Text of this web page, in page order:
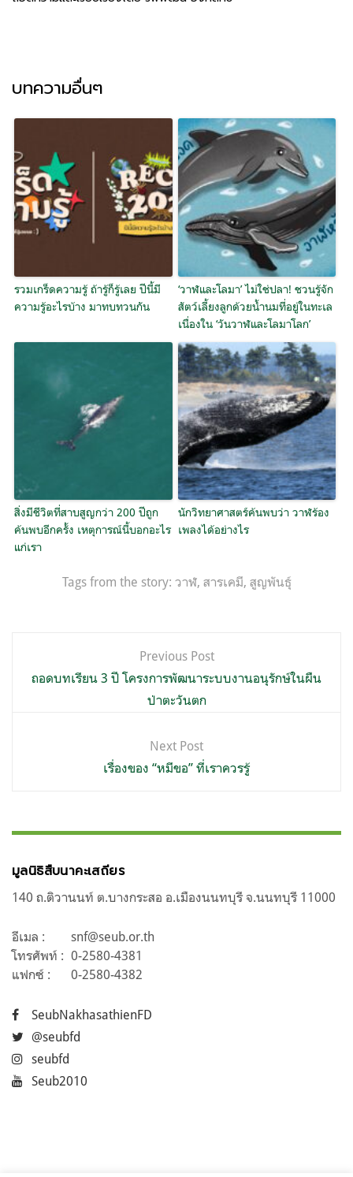
บทความอื่นๆ
รวมเกร็ดความรู้ ถ้ารู้ก็รู้เลย ปีนี้มี
ความรู้อะไรบ้าง มาทบทวนกัน
‘วาฬและโลมา’ ไม่ใช่ปลา! ชวนรู้จัก
สัตว์เลี้ยงลูกด้วยน้ำนมที่อยู่ในทะเล
เนื่องใน ‘วันวาฬและโลมาโลก’
สิ่งมีชีวิตที่สาบสูญกว่า 200 ปีถูก
ค้นพบอีกครั้ง เหตุการณ์นี้บอกอะไร
แก่เรา
นักวิทยาศาสตร์ค้นพบว่า วาฬร้อง
เพลงได้อย่างไร
Tags from the story: วาฬ, สารเคมี, สูญพันธุ์
เรื่อง
Previous Post
ถอดบทเรียน 3 ปี โครงการพัฒนาระบบงานอนุรักษ์ในผืน
ป่าตะวันตก
Next Post
เรื่องของ “หมีขอ”​ ที่เราควรรู้
มูลนิธิสืบนาคะเสถียร
140 ถ.ติวานนท์ ต.บางกระสอ อ.เมืองนนทบุรี จ.นนทบุรี 11000
อีเมล :
snf@seub.or.th
โทรศัพท์ : 0-2580-4381
แฟกซ์ :
0-2580-4382
SeubNakhasathienFD
@seubfd
seubfd
Seub2010